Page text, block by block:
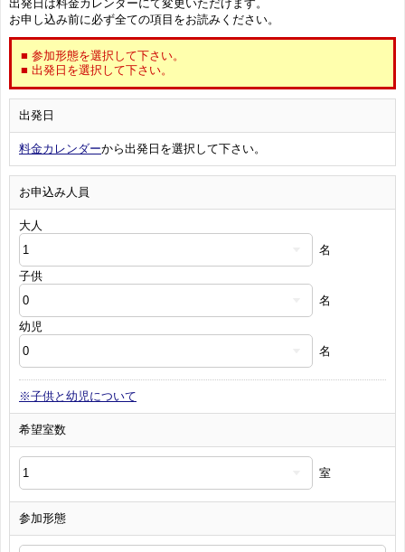
出発日は料金カレンダーにて変更いただけます。
お申し込み前に必ず全ての項目をお読みください。
■ 参加形態を選択して下さい。
■ 出発日を選択して下さい。
出発日
料金カレンダーから出発日を選択して下さい。
お申込み人員
大人
名
子供
名
幼児
名
※子供と幼児について
希望室数
室
参加形態